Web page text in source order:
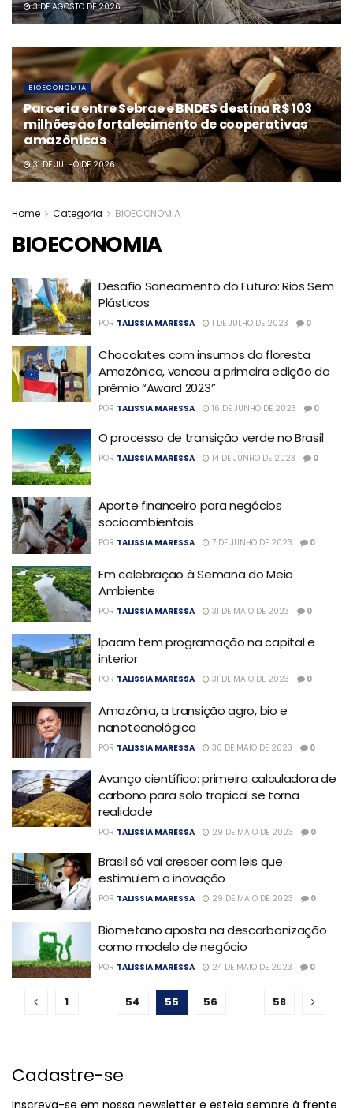
3 DE AGOSTO DE 2026
BIOECONOMIA
Parceria entre Sebrae e BNDES destina R$ 103
milhões ao fortalecimento de cooperativas
amazônicas
31 DE JULHO DE 2026
Home Categoria BIOECONOMIA
BIOECONOMIA
Desafio Saneamento do Futuro: Rios Sem
Plásticos
POR TALISSIA MARESSA 1 DE JULHO DE 2023 0
Chocolates com insumos da floresta
Amazônica, venceu a primeira edição do
prêmio “Award 2023”
POR TALISSIA MARESSA 16 DE JUNHO DE 2023 0
O processo de transição verde no Brasil
POR TALISSIA MARESSA 14 DE JUNHO DE 2023 0
Aporte financeiro para negócios
socioambientais
POR TALISSIA MARESSA 7 DE JUNHO DE 2023 0
Em celebração à Semana do Meio
Ambiente
POR TALISSIA MARESSA 31 DE MAIO DE 2023 0
Ipaam tem programação na capital e
interior
POR TALISSIA MARESSA 31 DE MAIO DE 2023 0
Amazônia, a transição agro, bio e
nanotecnológica
POR TALISSIA MARESSA 30 DE MAIO DE 2023 0
Avanço científico: primeira calculadora de
carbono para solo tropical se torna
realidade
POR TALISSIA MARESSA 29 DE MAIO DE 2023 0
Brasil só vai crescer com leis que
estimulem a inovação
POR TALISSIA MARESSA 29 DE MAIO DE 2023 0
Biometano aposta na descarbonização
como modelo de negócio
POR TALISSIA MARESSA 24 DE MAIO DE 2023 0
1 … 54 55 56 … 58
Cadastre-se